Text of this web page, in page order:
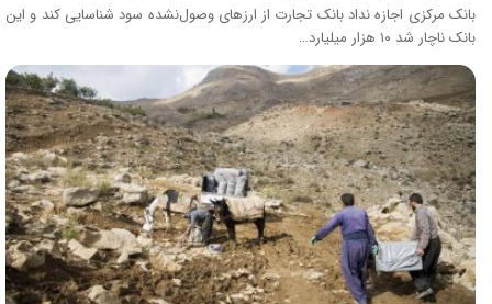
بانک مرکزی اجازه نداد بانک تجارت از ارزهای وصول‌نشده سود شناسایی کند و این
بانک ناچار شد ۱۰ هزار میلیارد…